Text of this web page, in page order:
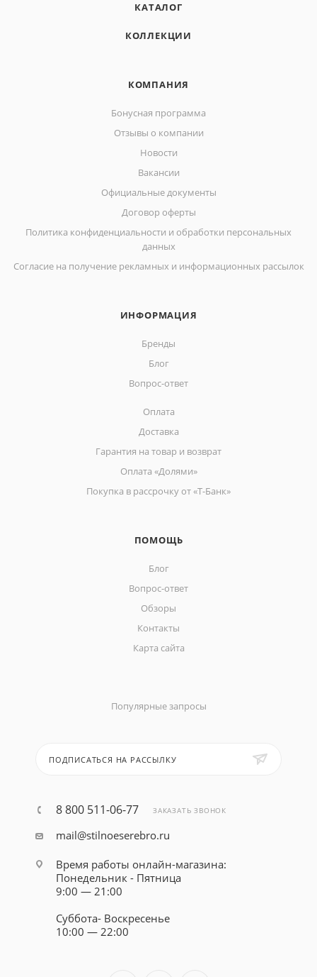
КАТАЛОГ
КОЛЛЕКЦИИ
КОМПАНИЯ
Бонусная программа
Отзывы о компании
Новости
Вакансии
Официальные документы
Договор оферты
Политика конфиденциальности и обработки персональных
данных
Согласие на получение рекламных и информационных рассылок
ИНФОРМАЦИЯ
Бренды
Блог
Вопрос-ответ
Оплата
Доставка
Гарантия на товар и возврат
Оплата «Долями»
Покупка в рассрочку от «Т-Банк»
ПОМОЩЬ
Блог
Вопрос-ответ
Обзоры
Контакты
Карта сайта
Популярные запросы
ПОДПИСАТЬСЯ НА РАССЫЛКУ
8 800 511-06-77 ЗАКАЗАТЬ ЗВОНОК
mail@stilnoeserebro.ru
Время работы онлайн-магазина:
Понедельник - Пятница
9:00 — 21:00
Суббота- Воскресенье
10:00 — 22:00